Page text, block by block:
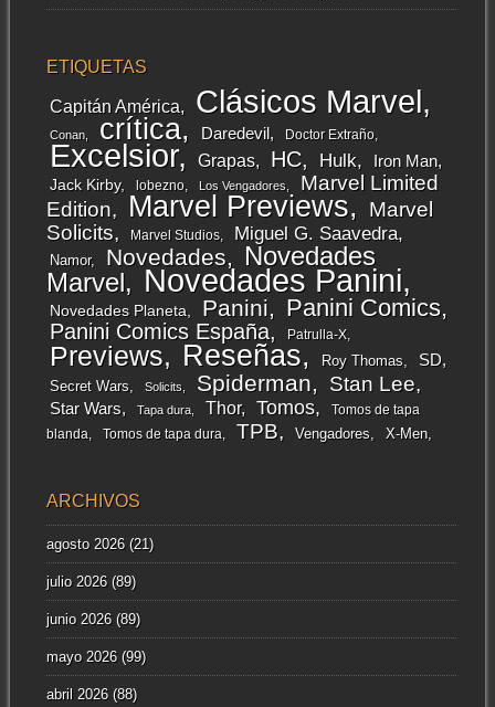
ETIQUETAS
Capitán América Clásicos Marvel
Conan crítica Daredevil Doctor Extraño
Excelsior Grapas HC Hulk Iron Man
Jack Kirby lobezno Los Vengadores
Marvel Limited
Edition
Marvel Previews
Marvel
Solicits
Marvel Studios Miguel G. Saavedra
Namor Novedades
Novedades
Marvel
Novedades Panini
Novedades Planeta Panini Panini Comics
Panini Comics España Patrulla-X
Previews Reseñas Roy Thomas SD
Secret Wars Solicits Spiderman Stan Lee
Star Wars Tapa dura Thor Tomos
Tomos de tapa
blanda
Tomos de tapa dura TPB Vengadores X-Men
ARCHIVOS
agosto 2026(21)
julio 2026(89)
junio 2026(89)
mayo 2026(99)
abril 2026(88)